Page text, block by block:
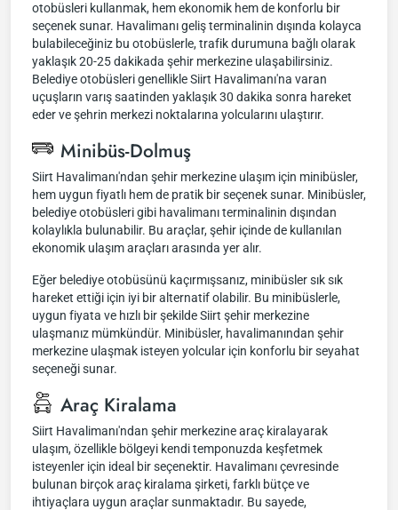
otobüsleri kullanmak, hem ekonomik hem de konforlu bir
seçenek sunar. Havalimanı geliş terminalinin dışında kolayca
bulabileceğiniz bu otobüslerle, trafik durumuna bağlı olarak
yaklaşık 20-25 dakikada şehir merkezine ulaşabilirsiniz.
Belediye otobüsleri genellikle Siirt Havalimanı'na varan
uçuşların varış saatinden yaklaşık 30 dakika sonra hareket
eder ve şehrin merkezi noktalarına yolcularını ulaştırır.
Minibüs-Dolmuş
Siirt Havalimanı'ndan şehir merkezine ulaşım için minibüsler,
hem uygun fiyatlı hem de pratik bir seçenek sunar. Minibüsler,
belediye otobüsleri gibi havalimanı terminalinin dışından
kolaylıkla bulunabilir. Bu araçlar, şehir içinde de kullanılan
ekonomik ulaşım araçları arasında yer alır.
Eğer belediye otobüsünü kaçırmışsanız, minibüsler sık sık
hareket ettiği için iyi bir alternatif olabilir. Bu minibüslerle,
uygun fiyata ve hızlı bir şekilde Siirt şehir merkezine
ulaşmanız mümkündür. Minibüsler, havalimanından şehir
merkezine ulaşmak isteyen yolcular için konforlu bir seyahat
seçeneği sunar.
Araç Kiralama
Siirt Havalimanı'ndan şehir merkezine araç kiralayarak
ulaşım, özellikle bölgeyi kendi temponuzda keşfetmek
isteyenler için ideal bir seçenektir. Havalimanı çevresinde
bulunan birçok araç kiralama şirketi, farklı bütçe ve
ihtiyaçlara uygun araçlar sunmaktadır. Bu sayede,